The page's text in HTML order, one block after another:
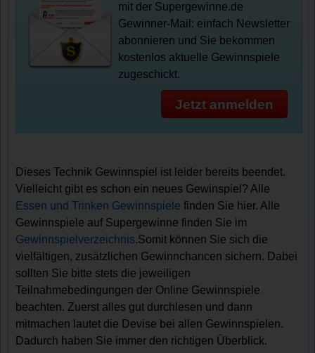
mit der Supergewinne.de
Gewinner-Mail: einfach Newsletter
abonnieren und Sie bekommen
kostenlos aktuelle Gewinnspiele
zugeschickt.
Jetzt anmelden
Dieses Technik Gewinnspiel ist leider bereits beendet.
Vielleicht gibt es schon ein neues Gewinspiel? Alle
Essen und Trinken Gewinnspiele finden Sie hier. Alle
Gewinnspiele auf Supergewinne finden Sie im
Gewinnspielverzeichnis.Somit können Sie sich die
vielfältigen, zusätzlichen Gewinnchancen sichern. Dabei
sollten Sie bitte stets die jeweiligen
Teilnahmebedingungen der Online Gewinnspiele
beachten. Zuerst alles gut durchlesen und dann
mitmachen lautet die Devise bei allen Gewinnspielen.
Dadurch haben Sie immer den richtigen Überblick.